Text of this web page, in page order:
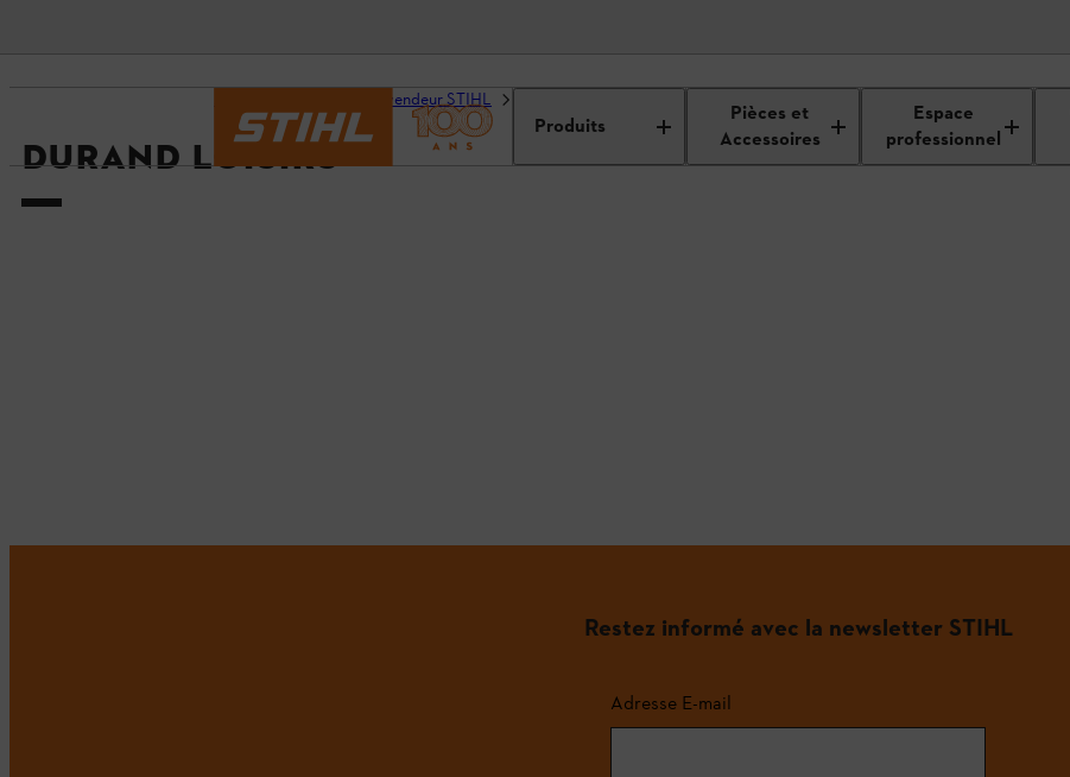
Produits
Pièces et
Accessoires
Espace
professionnel
Trouvez un revendeur STIHL
DURAND LOISIRS
Restez informé avec la newsletter STIHL
Adresse E-mail